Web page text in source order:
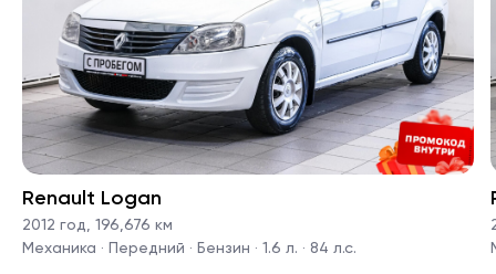
Renault Logan
2012 год, 196,676 км
Механика · Передний · Бензин · 1.6 л. · 84 л.с.